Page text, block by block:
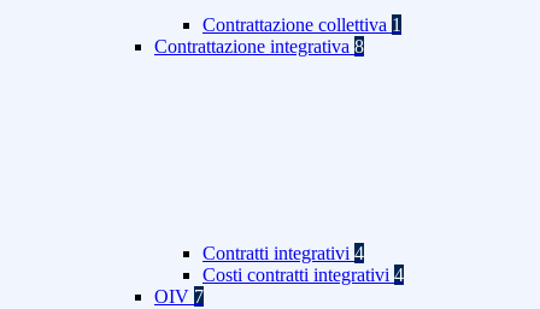
Contrattazione collettiva 1
Contrattazione integrativa 8
Contratti integrativi 4
Costi contratti integrativi 4
OIV 7